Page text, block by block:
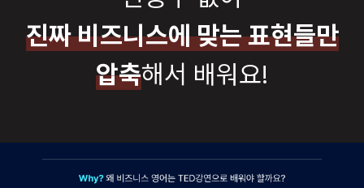
진짜 비즈니스에 맞는 표현들만
압축해서 배워요!